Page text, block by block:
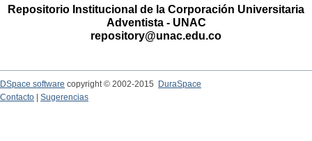
Repositorio Institucional de la Corporación Universitaria
Adventista - UNAC
repository@unac.edu.co
DSpace software copyright © 2002-2015
DuraSpace
Contacto
Sugerencias